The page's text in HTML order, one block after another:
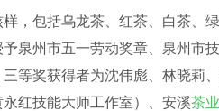
，包括乌龙茶、红茶、白茶、
泉州市五一劳动奖章、泉州市
等奖获得者为沈伟彪、林晓莉
红技能大师工作室）、安溪茶业